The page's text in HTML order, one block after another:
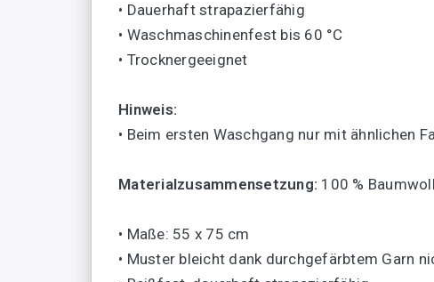
• Dauerhaft strapazierfähig
• Waschmaschinenfest bis 60 °C
• Trocknergeeignet
Hinweis:
• Beim ersten Waschgang nur mit ähnlichen
Materialzusammensetzung: 100 %
• Maße: 55 x 75 cm
• Muster bleicht dank durchgefärbtem Garn